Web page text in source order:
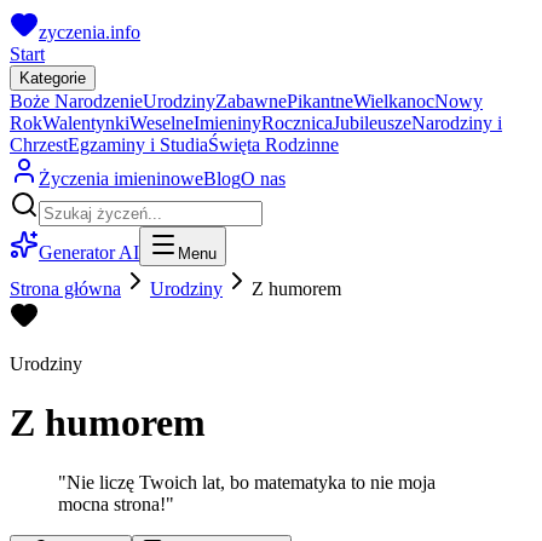
zyczenia.info
Start
Kategorie
Boże NarodzenieUrodzinyZabawnePikantneWielkanocNowy
RokWalentynkiWeselneImieninyRocznicaJubileuszeNarodziny i
ChrzestEgzaminy i StudiaŚwięta Rodzinne
Życzenia imieninoweBlogO nas
Generator AI Menu
Strona główna Urodziny Z humorem
Urodziny
Z humorem
"Nie liczę Twoich lat, bo matematyka to nie moja
mocna strona!"